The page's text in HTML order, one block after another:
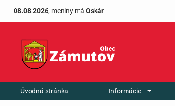
08.08.2026, meniny má Oskár
Úvodná stránka Informácie